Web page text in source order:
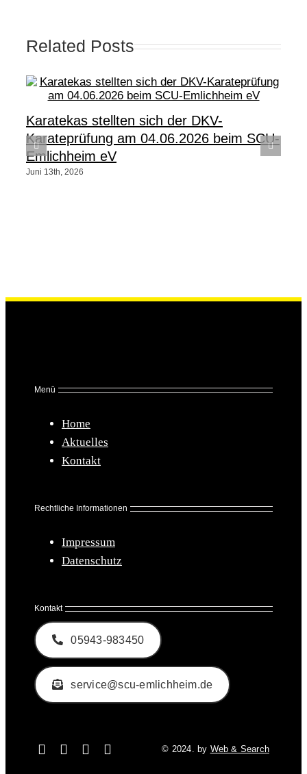
Related Posts
Karatekas stellten sich der DKV-
Karateprüfung am 04.06.2026 beim SCU-
Emlichheim eV
Juni 13th, 2026
Menü
Home
Aktuelles
Kontakt
Rechtliche Informationen
Impressum
Datenschutz
Kontakt
05943-983450
service@scu-emlichheim.de
© 2024. by Web & Search